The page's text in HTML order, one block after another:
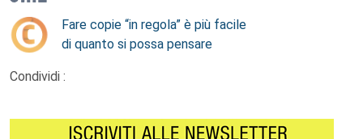
Fare copie “in regola” è più facile
di quanto si possa pensare
Condividi :